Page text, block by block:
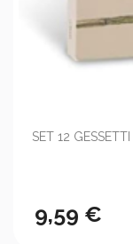
SET 12
9,59 €